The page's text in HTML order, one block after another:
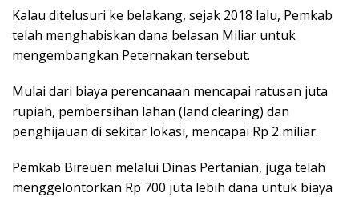
Kalau ditelusuri ke belakang, sejak 2018 lalu, Pemkab
telah menghabiskan dana belasan Miliar untuk
mengembangkan Peternakan tersebut.
Mulai dari biaya perencanaan mencapai ratusan juta
rupiah, pembersihan lahan (land clearing) dan
penghijauan di sekitar lokasi, mencapai Rp 2 miliar.
Pemkab Bireuen melalui Dinas Pertanian, juga telah
menggelontorkan Rp 700 juta lebih dana untuk biaya